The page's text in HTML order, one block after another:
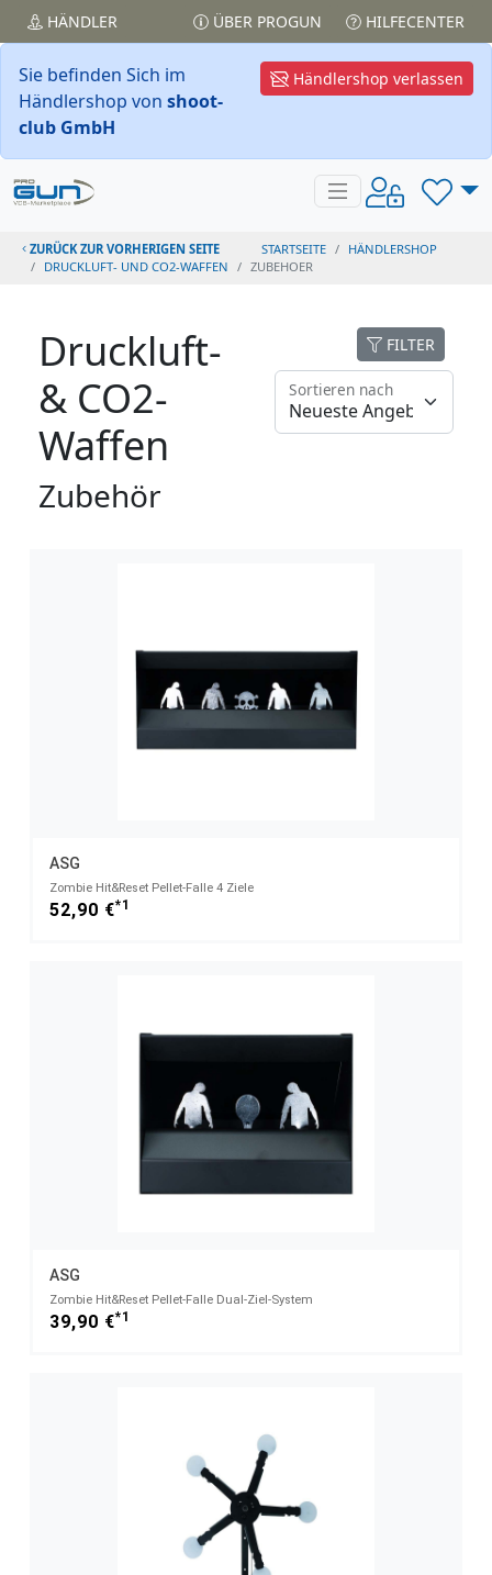
HÄNDLER ÜBER PROGUN HILFECENTER
Händlershop verlassen
Sie befinden Sich im
Händlershop von shoot-
club GmbH
ZURÜCK ZUR VORHERIGEN SEITE STARTSEITE
HÄNDLERSHOP
DRUCKLUFT- UND CO2-WAFFEN
ZUBEHOER
Druckluft-
& CO2-
Waffen
Zubehör
FILTER
Sortieren nach
ASG
Zombie Hit&Reset Pellet-Falle 4 Ziele
52,90 €*1
ASG
Zombie Hit&Reset Pellet-Falle Dual-Ziel-System
39,90 €*1